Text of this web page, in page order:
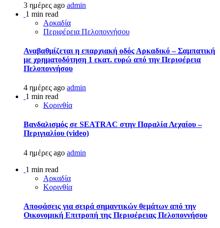
3 ημέρες ago admin
1 min read
Αρκαδία
Περιφέρεια Πελοποννήσου
Αναβαθμίζεται η επαρχιακή οδός Αρκαδικό – Σαμπατική
με χρηματοδότηση 1 εκατ. ευρώ από την Περιφέρεια
Πελοποννήσου
4 ημέρες ago admin
1 min read
Κορινθία
Βανδαλισμός σε SEATRAC στην Παραλία Λεχαίου –
Περιγιαλίου (video)
4 ημέρες ago admin
1 min read
Αρκαδία
Κορινθία
Αποφάσεις για σειρά σημαντικών θεμάτων από την
Οικονομική Επιτροπή της Περιφέρειας Πελοποννήσου